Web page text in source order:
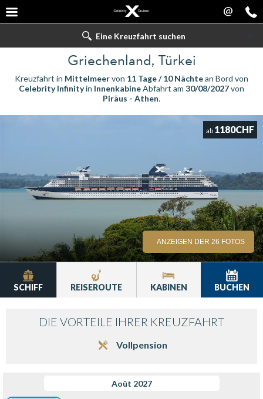
@
Eine Kreuzfahrt suchen
Griechenland, Türkei
Kreuzfahrt in Mittelmeervon 11 Tage / 10 Nächtean Bord von
Celebrity Infinityin InnenkabineAbfahrt am 30/08/2027von
Piräus - Athen.
ab 1180CHF
ANZEIGEN DER 26 FOTOS
SCHIFF REISEROUTE KABINEN BUCHEN
DIE VORTEILE IHRER KREUZFAHRT
Vollpension
Août 2027